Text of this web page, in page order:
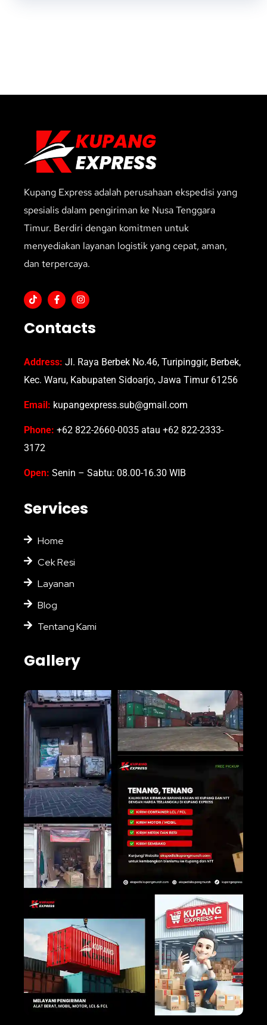
Kupang Express adalah perusahaan ekspedisi yang
spesialis dalam pengiriman ke Nusa Tenggara
Timur. Berdiri dengan komitmen untuk
menyediakan layanan logistik yang cepat, aman,
dan terpercaya.
Contacts
Address: Jl. Raya Berbek No.46, Turipinggir, Berbek,
Kec. Waru, Kabupaten Sidoarjo, Jawa Timur 61256
Email: kupangexpress.sub@gmail.com
Phone: +62 822-2660-0035 atau +62 822-2333-
3172
Open: Senin – Sabtu: 08.00-16.30 WIB
Services
Home
Cek Resi
Layanan
Blog
Tentang Kami
Gallery